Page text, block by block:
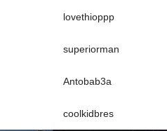
lovethioppp
superiorman
Antobab3a
coolkidbres